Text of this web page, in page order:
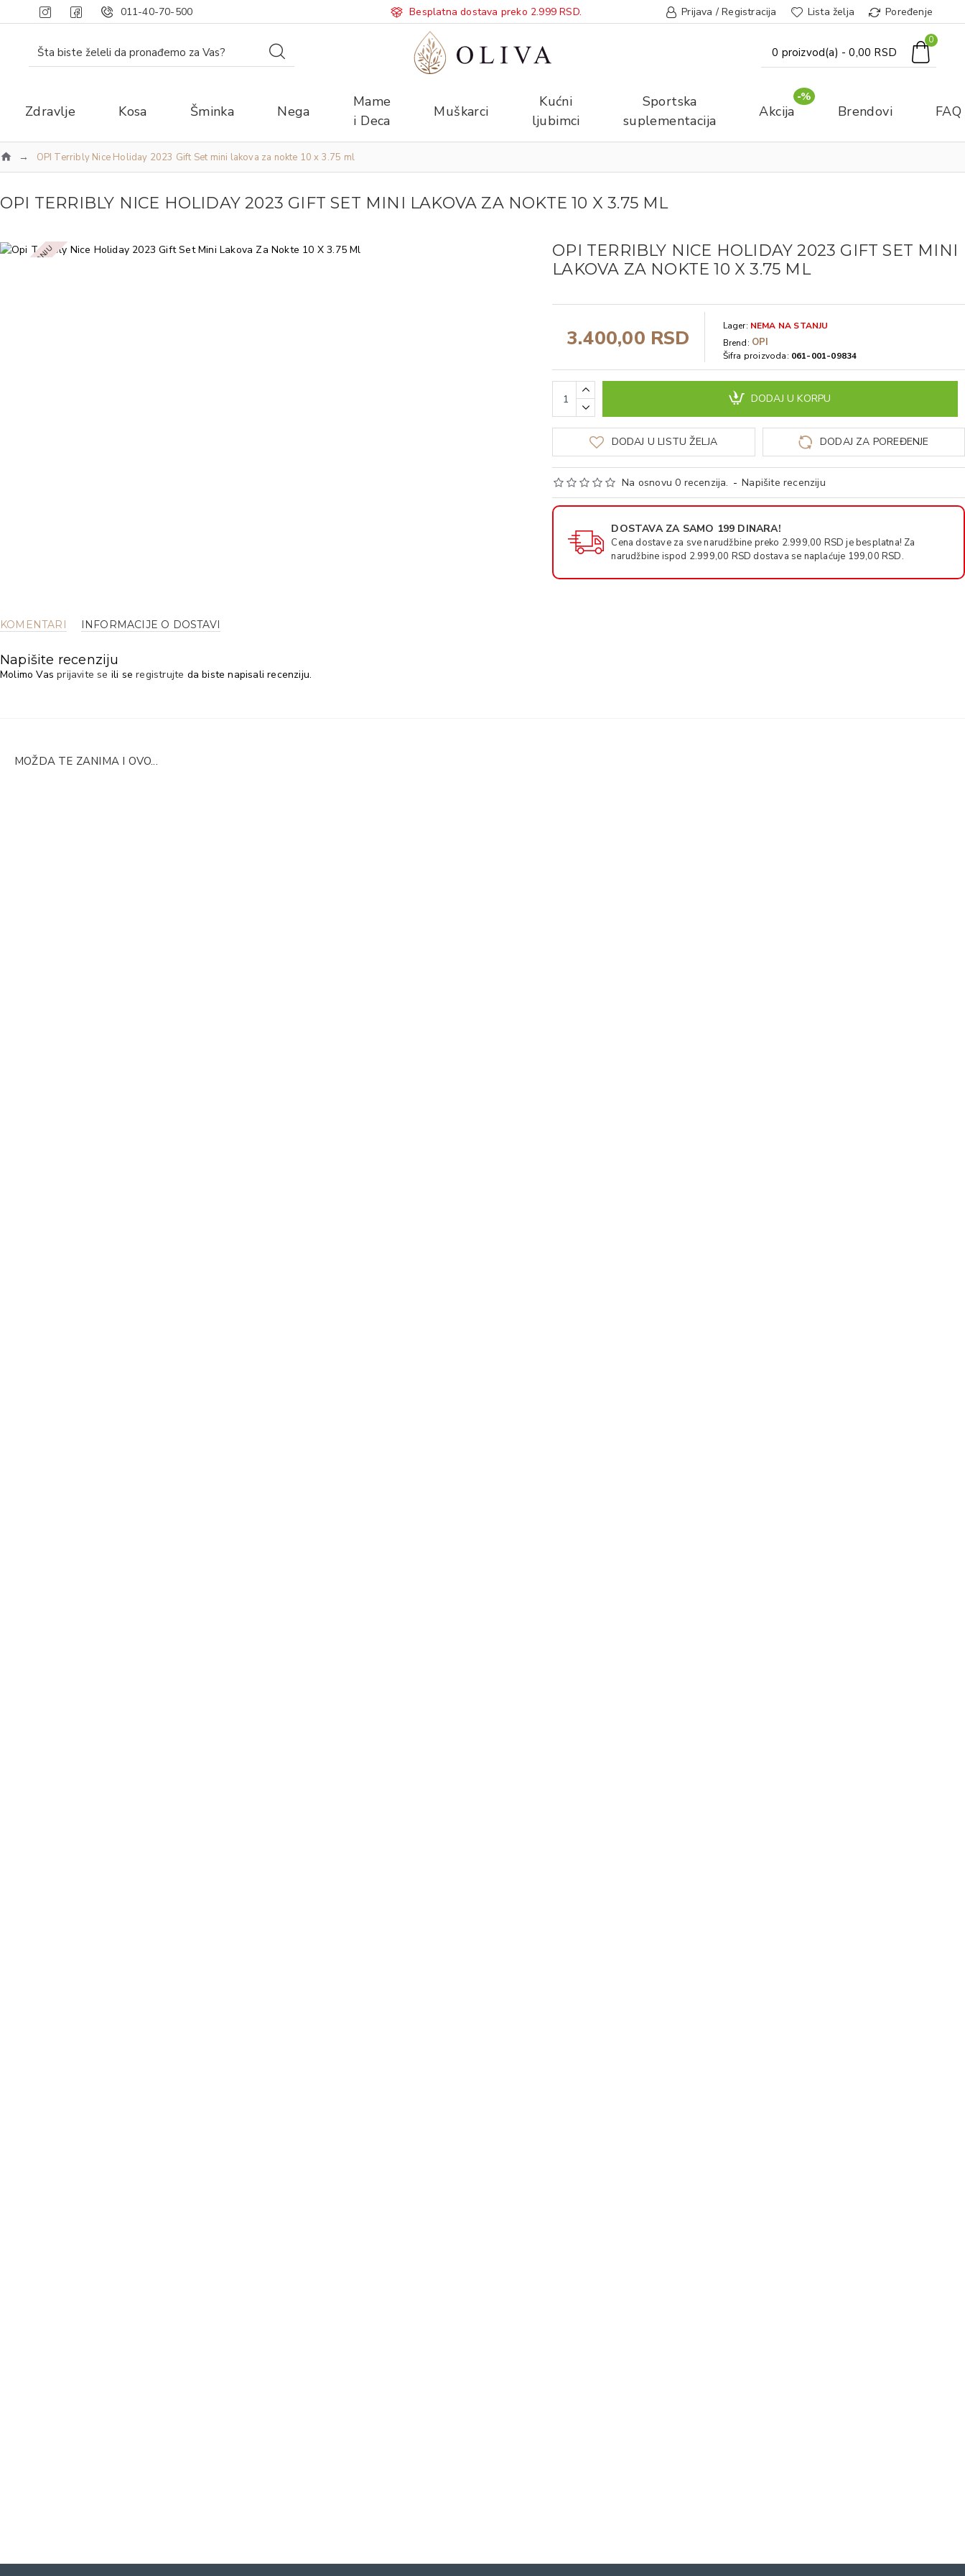
011-40-70-500 Besplatna dostava preko 2.999 RSD. Prijava / Registracija Lista želja Poređenje
0 proizvod(a) - 0,00 RSD
0
Zdravlje Kosa Šminka Nega
Mame
i Deca
Muškarci
Kućni
ljubimci
Sportska
suplementacija
Akcija
-%
Brendovi FAQ
OPI Terribly Nice Holiday 2023 Gift Set mini lakova za nokte 10 x 3.75 ml
OPI TERRIBLY NICE HOLIDAY 2023 GIFT SET MINI LAKOVA ZA NOKTE 10 X 3.75 ML
NEMA NA STANJU
OPI TERRIBLY NICE HOLIDAY 2023 GIFT SET MINI
LAKOVA ZA NOKTE 10 X 3.75 ML
Na osnovu 0 recenzija. - Napišite recenziju
3.400,00 RSD Lager: NEMA NA STANJU
Brend: OPI
Šifra proizvoda: 061-001-09834
DODAJ U KORPU
DODAJ U LISTU ŽELJA DODAJ ZA POREĐENJE
DOSTAVA ZA SAMO 199 DINARA!
Cena dostave za sve narudžbine preko 2.999,00 RSD je besplatna! Za
narudžbine ispod 2.999,00 RSD dostava se naplaćuje 199,00 RSD.
KOMENTARI INFORMACIJE O DOSTAVI
Napišite recenziju
Molimo Vasprijavite se ili seregistrujte da biste napisali recenziju.
MOŽDA TE ZANIMA I OVO...